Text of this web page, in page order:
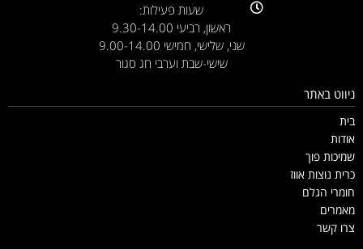
שעות פעילות:
ראשון, רביעי 9.30-14.00
שני, שלישי, חמישי 9.00-14.00
שישי-שבת וערבי חג סגור
ניווט באתר
בית
אודות
שמיכות פוך
כרית נוצות אווז
חומרי הגלם
מאמרים
צרו קשר